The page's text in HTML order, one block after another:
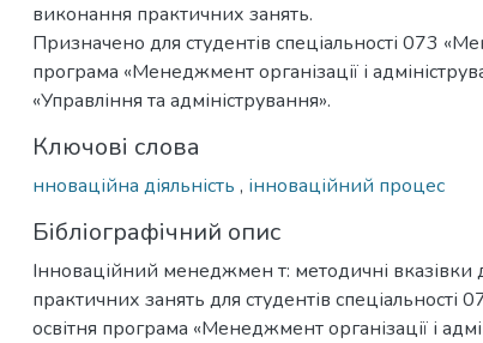
виконання практичних занять.
Призначено для студентів спеціальності 073
програма «Менеджмент організації і
«Управління та адміністрування».
Ключові слова
нноваційна діяльність , інноваційний процес
Бібліографічний опис
Інноваційний менеджмен т: методичні вказівки
практичних занять для студентів
освітня програма «Менеджмент організації і